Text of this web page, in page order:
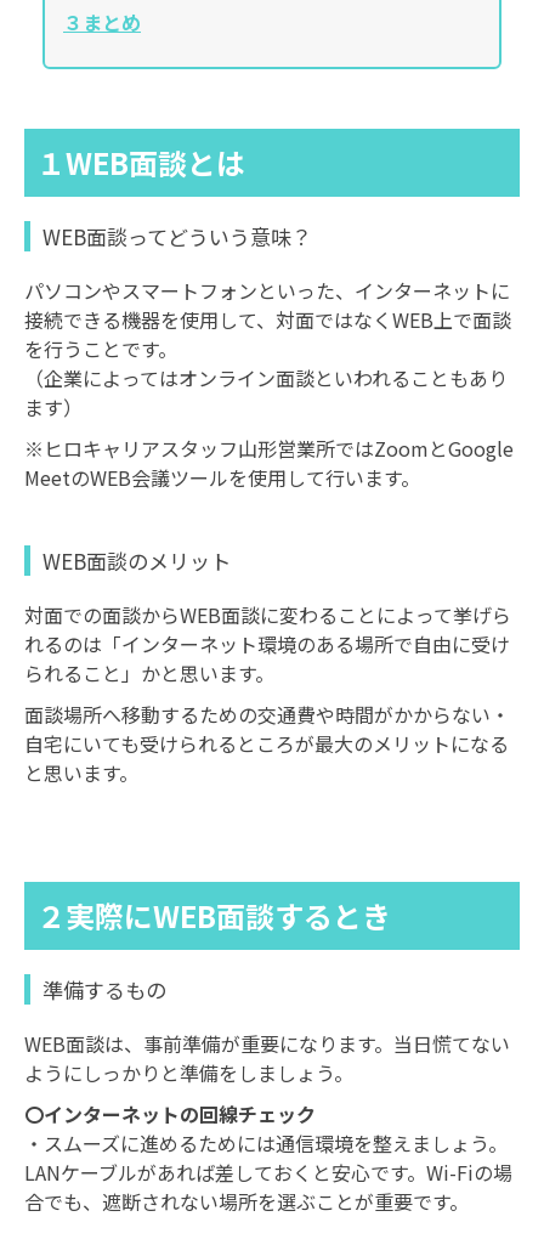
３まとめ
１WEB面談とは
WEB面談ってどういう意味？
パソコンやスマートフォンといった、インターネットに
接続できる機器を使用して、対面ではなくWEB上で面談
を行うことです。
（企業によってはオンライン面談といわれることもあり
ます）
※ヒロキャリアスタッフ山形営業所ではZoomとGoogle
MeetのWEB会議ツールを使用して行います。
WEB面談のメリット
対面での面談からWEB面談に変わることによって挙げら
れるのは「インターネット環境のある場所で自由に受け
られること」かと思います。
面談場所へ移動するための交通費や時間がかからない・
自宅にいても受けられるところが最大のメリットになる
と思います。
２実際にWEB面談するとき
準備するもの
WEB面談は、事前準備が重要になります。当日慌てない
ようにしっかりと準備をしましょう。
〇インターネットの回線チェック
・スムーズに進めるためには通信環境を整えましょう。
LANケーブルがあれば差しておくと安心です。Wi-Fiの場
合でも、遮断されない場所を選ぶことが重要です。